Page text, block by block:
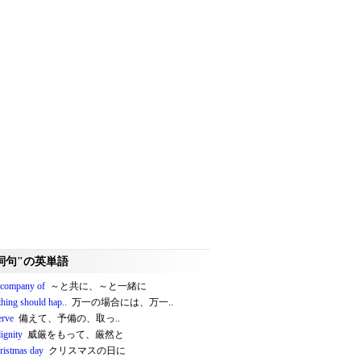
句"の英単語
of ～と共に、～と一緒に
should hap.. 万一の場合には、万一..
備えて、予備の、取っ..
威厳をもって、厳然と
day クリスマスの日に